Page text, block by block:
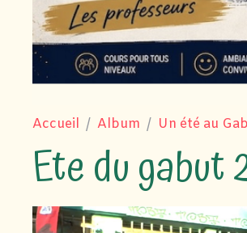
Accueil Album Un été au
Ete du gabut